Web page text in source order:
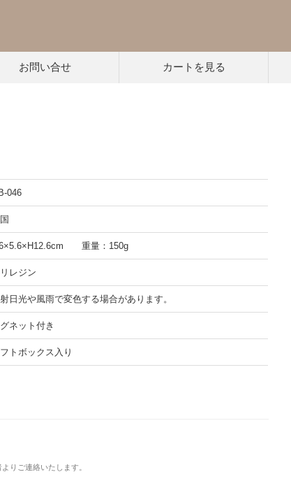
お問い合せ カートを見る
046
重量：150g
レジン
日光や風雨で変色する場合があります。
ネット付き
トボックス入り
りご連絡いたします。